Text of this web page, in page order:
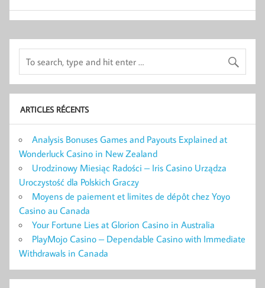
ARTICLES RÉCENTS
Analysis Bonuses Games and Payouts Explained at
Wonderluck Casino in New Zealand
Urodzinowy Miesiąc Radości – Iris Casino Urządza
Uroczystość dla Polskich Graczy
Moyens de paiement et limites de dépôt chez Yoyo
Casino au Canada
Your Fortune Lies at Glorion Casino in Australia
PlayMojo Casino – Dependable Casino with Immediate
Withdrawals in Canada